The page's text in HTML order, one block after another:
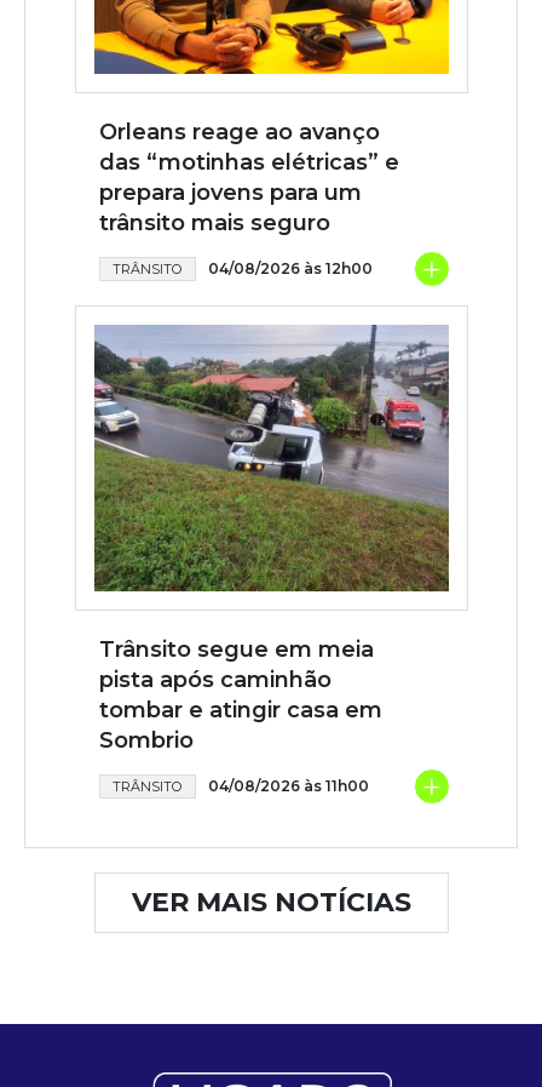
Orleans reage ao avanço
das “motinhas elétricas” e
prepara jovens para um
trânsito mais seguro
TRÂNSITO 04/08/2026 às 12h00 +
Trânsito segue em meia
pista após caminhão
tombar e atingir casa em
Sombrio
TRÂNSITO 04/08/2026 às 11h00 +
VER MAIS NOTÍCIAS